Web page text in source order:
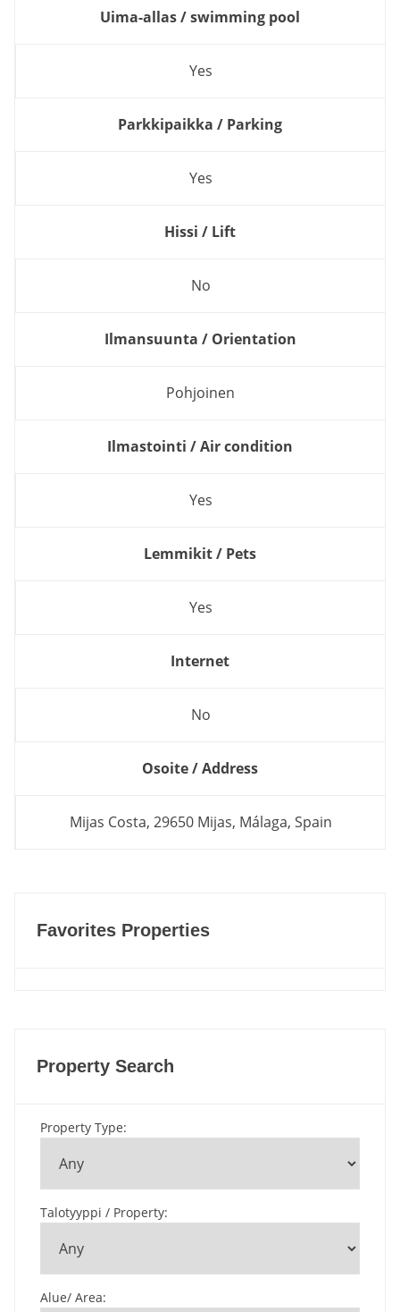
Uima-allas / swimming pool
Yes
Parkkipaikka / Parking
Yes
Hissi / Lift
No
Ilmansuunta / Orientation
Pohjoinen
Ilmastointi / Air condition
Yes
Lemmikit / Pets
Yes
Internet
No
Osoite / Address
Mijas Costa, 29650 Mijas, Málaga, Spain
Favorites Properties
Property Search
Property Type:
Talotyyppi / Property:
Alue/ Area: